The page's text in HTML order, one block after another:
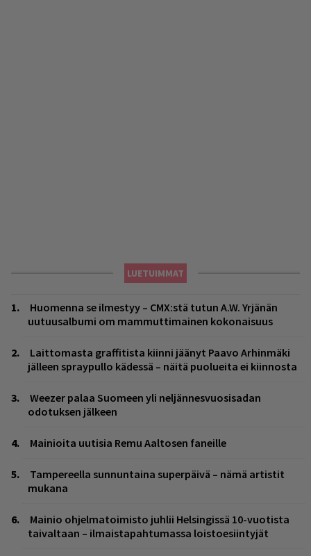
LUETUIMMAT
Huomenna se ilmestyy – CMX:stä tutun A.W. Yrjänän
uutuusalbumi om mammuttimainen kokonaisuus
Laittomasta graffitista kiinni jäänyt Paavo Arhinmäki
jälleen spraypullo kädessä – näitä puolueita ei kiinnosta
Weezer palaa Suomeen yli neljännesvuosisadan
odotuksen jälkeen
Mainioita uutisia Remu Aaltosen faneille
Tampereella sunnuntaina superpäivä – nämä artistit
mukana
Mainio ohjelmatoimisto juhlii Helsingissä 10-vuotista
taivaltaan – ilmaistapahtumassa loistoesiintyjät